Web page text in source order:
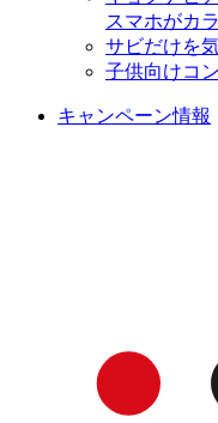
スマホがカ
サビだけを
子供向けコ
キャンペーン情報